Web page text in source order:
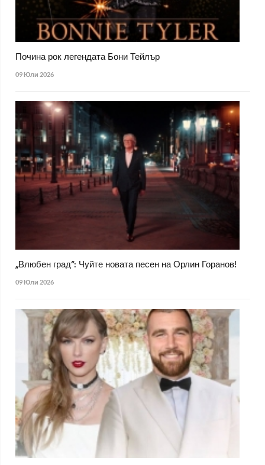
Почина рок легендата Бони Тейлър
09 Юли 2026
„Влюбен град“: Чуйте новата песен на Орлин Горанов!
09 Юли 2026